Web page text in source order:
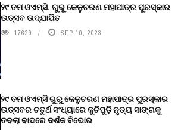
୨୯ ତମ ଓଏମ୍‌ସି. ଗୁରୁ କେଳୁଚରଣ ମହାପାତ୍ର ପୁରସ୍କାର
ଉତ୍ସବ ଉଦ୍‍ଯାପିତ
17629 SEP 10, 2023
୨୯ ତମ ଓଏମ୍‌ସି ଗୁରୁ କେଳୁଚରଣ ମହାପାତ୍ର ପୁରସ୍କାର
ଉତ୍ସବର ଚତୁର୍ଥ ସଂଧ୍ୟାରେ କୁଚିପୁଡ଼ି ନୃତ୍ୟ ସାଙ୍ଗକୁ
ତବଲା ବାଦରେ ଦର୍ଶକ ବିଭୋର